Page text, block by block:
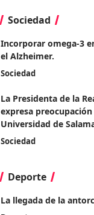
Sociedad
Incorporar omega-3
el Alzheimer.
Sociedad
La Presidenta de la
expresa
Universidad de
Sociedad
Deporte
La llegada de la